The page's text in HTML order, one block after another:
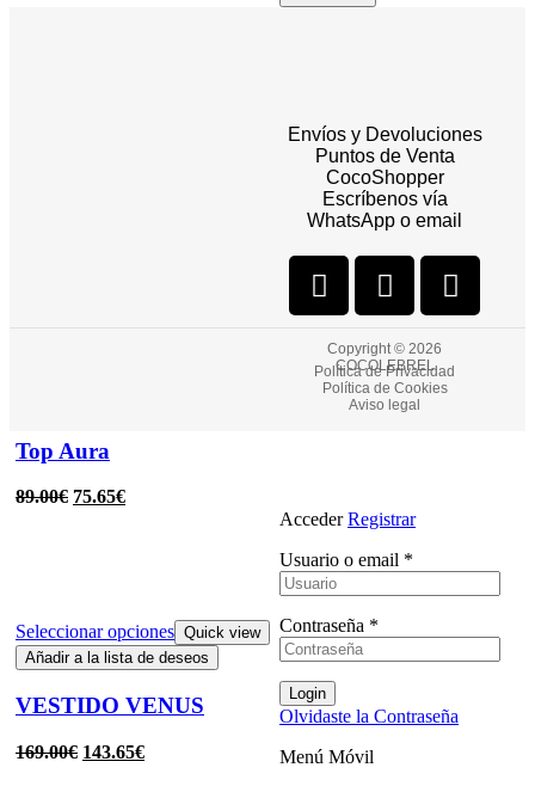
Top Aura
89.00€ 75.65€
Seleccionar opciones Quick view
Añadir a la lista de deseos
VESTIDO VENUS
169.00€ 143.65€
Envíos y Devoluciones
Puntos de Venta
CocoShopper
Escríbenos vía
WhatsApp o email
Copyright © 2026
COCOLEBREL
Política de Privacidad
Política de Cookies
Aviso legal
Acceder Registrar
Usuario o email *
Contraseña *
Login
Olvidaste la Contraseña
Menú Móvil